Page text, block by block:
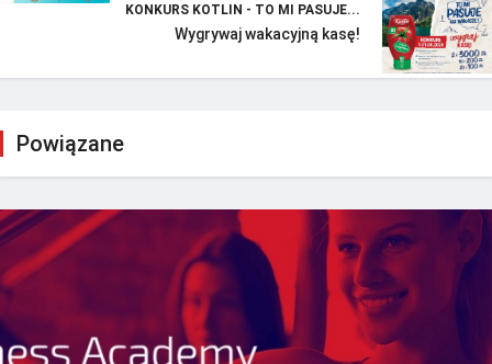
KONKURS KOTLIN - TO MI PASUJE...
Wygrywaj wakacyjną kasę!
Powiązane